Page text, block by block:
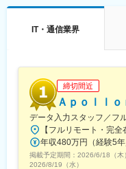
・ ROS（Robot
◇プロジェクトマネ
クト管理を行ってい
◇請負業務において
との調整を経験する
とが可能です。
■キャリアパス：
下記キャリアパスを
・将来的に、組織の
IT・通信業界
締切間近
Ａｐｏｌｌ
データ入力スタッフ／フ
掲載予定期間： 2026/6/18（木
2026/8/19（水）